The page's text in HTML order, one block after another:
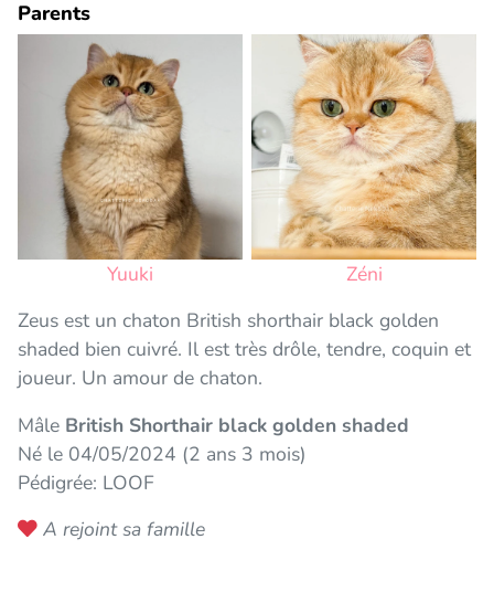
Parents
Yuuki
Zéni
Zeus est un chaton British shorthair black golden
shaded bien cuivré. Il est très drôle, tendre, coquin et
joueur. Un amour de chaton.
Mâle British Shorthair black golden shaded
Né le 04/05/2024 (2 ans 3 mois)
Pédigrée: LOOF
A rejoint sa famille